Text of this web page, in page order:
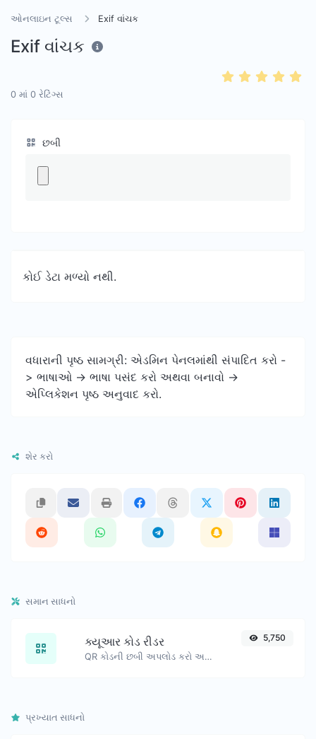
ઓનલાઇન ટૂલ્સ Exif વાંચક
Exif વાંચક
0 માં 0 રેટિંગ્સ
છબી
કોઈ ડેટા મળ્યો નથી.
વધારાની પૃષ્ઠ સામગ્રી: એડમિન પેનલમાંથી સંપાદિત કરો -
> ભાષાઓ -> ભાષા પસંદ કરો અથવા બનાવો ->
એપ્લિકેશન પૃષ્ઠ અનુવાદ કરો.
શેર કરો
સમાન સાધનો
ક્યૂઆર કોડ રીડર
QR કોડની છબી અપલોડ કરો અને તેમાંની માહિતી કાઢો.
5,750
પ્રખ્યાત સાધનો